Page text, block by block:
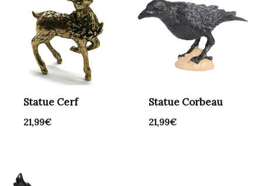
Statue Cerf
21,99€
Statue Corbeau
21,99€